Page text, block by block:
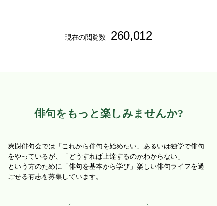
現在の閲覧数 260,012
俳句をもっと楽しみませんか?
爽樹俳句会では「これから俳句を始めたい」あるいは独学で俳句
をやっているが、「どうすれば上達するのかわからない」
という方のために「俳句を基本から学び」楽しい俳句ライフを過
ごせる有志を募集しています。